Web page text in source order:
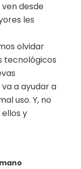
desde
les
olvidar
tecnológicos
a ayudar a
uso. Y, no
y